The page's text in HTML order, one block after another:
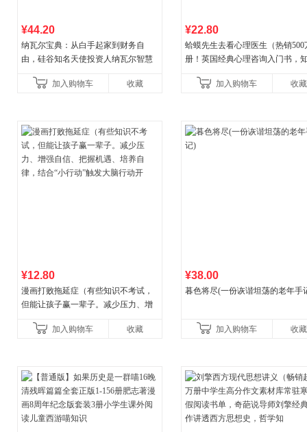
¥44.20
纳瓦尔宝典：从白手起家到财务自
由，硅谷知名天使投资人纳瓦尔智慧
加入购物车
收藏
¥22.80
蛤蟆先生去看心理医生（热销500
册！英国经典心理咨询入门书，
加入购物车
收藏
¥12.80
漫画打败拖延症（有些知识不考试，
但能让孩子赢一辈子。减少压力、增
合“小行动”触发大脑行动开
加入购物车 收藏
¥38.00
暮色将尽(一份诙谐坦荡的老年手
加入购物车 收藏